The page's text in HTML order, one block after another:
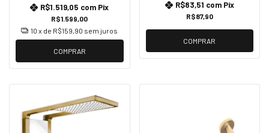
R$1.599,00
R$1.519,05 com Pix
10 x de R$159,90 sem juros
COMPRAR
R$87,90
R$83,51 com Pix
COMPRAR